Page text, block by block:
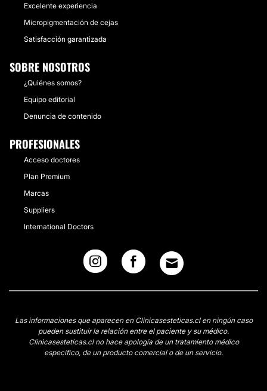
Excelente experiencia
Micropigmentación de cejas
Satisfacción garantizada
SOBRE NOSOTROS
¿Quiénes somos?
Equipo editorial
Denuncia de contenido
PROFESIONALES
Acceso doctores
Plan Premium
Marcas
Suppliers
International Doctors
Las informaciones que aparecen en Clinicasesteticas.cl en ningún caso
pueden sustituir la relación entre el paciente y su médico.
Clinicasesteticas.cl no hace apología de un tratamiento médico
específico, de un producto comercial o de un servicio.